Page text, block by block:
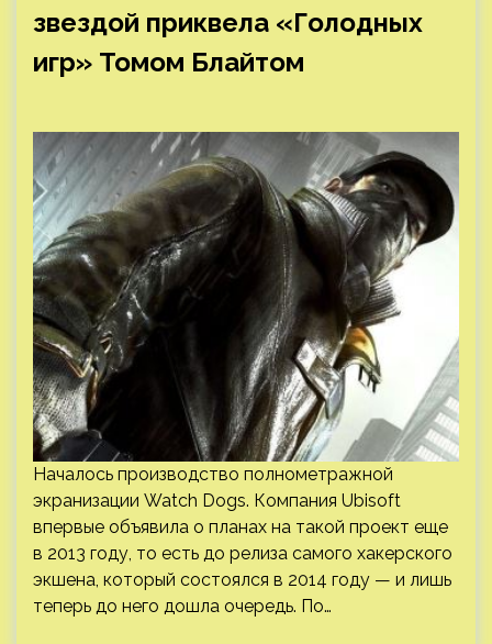
звездой приквела «Голодных
игр» Томом Блайтом
Началось производство полнометражной
экранизации Watch Dogs. Компания Ubisoft
впервые объявила о планах на такой проект еще
в 2013 году, то есть до релиза самого хакерского
экшена, который состоялся в 2014 году — и лишь
теперь до него дошла очередь. По…